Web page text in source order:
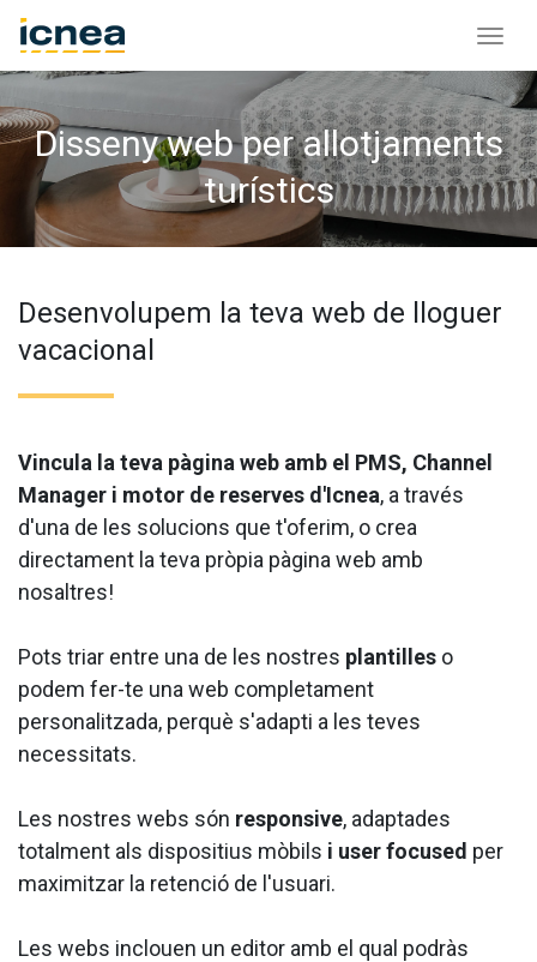
Disseny web per allotjaments
turístics
Desenvolupem la teva web de lloguer
vacacional
Vincula la teva pàgina web amb el PMS, Channel
Manager i motor de reserves d'Icnea, a través
d'una de les solucions que t'oferim, o crea
directament la teva pròpia pàgina web amb
nosaltres!
Pots triar entre una de les nostres plantilles o
podem fer-te una web completament
personalitzada, perquè s'adapti a les teves
necessitats.
Les nostres webs són responsive, adaptades
totalment als dispositius mòbils i user focused per
maximitzar la retenció de l'usuari.
Les webs inclouen un editor amb el qual podràs